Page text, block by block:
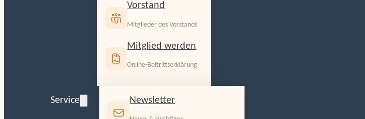
Vorstand
Mitglieder des Vorstands
Mitglied werden
Online-Beitrittserklärung
Service Newsletter